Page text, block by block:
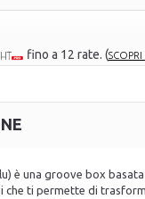
fino a 12 rate. (SCOPRI
è una groove box
che ti permette di